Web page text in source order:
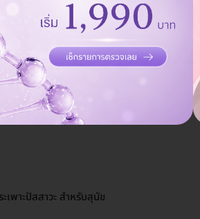
สำหรับสุนัขทุกวัย
พาะปัสสาวะ สำหรับสุนัข